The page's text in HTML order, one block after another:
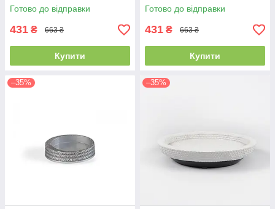
Готово до відправки
431 ₴ 663 ₴
Купити
Готово до відправки
431 ₴ 663 ₴
Купити
–35% –35%